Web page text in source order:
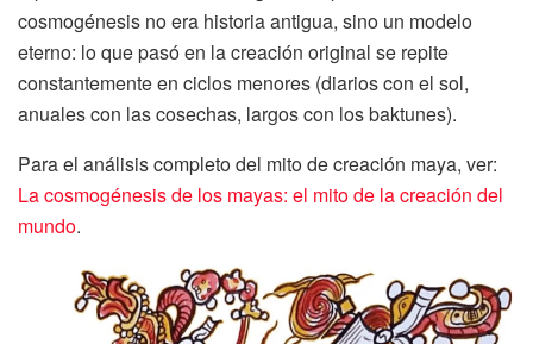
cosmogénesis no era historia antigua, sino un modelo
eterno: lo que pasó en la creación original se repite
constantemente en ciclos menores (diarios con el sol,
anuales con las cosechas, largos con los baktunes).
Para el análisis completo del mito de creación maya, ver:
La cosmogénesis de los mayas: el mito de la creación del
mundo.